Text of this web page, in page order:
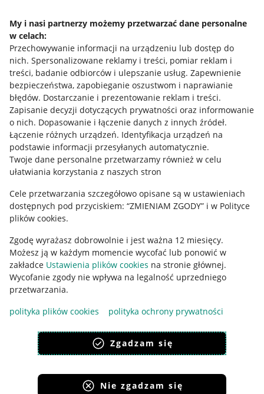
My i nasi partnerzy możemy przetwarzać dane personalne
w celach:
Przechowywanie informacji na urządzeniu lub dostęp do
nich. Spersonalizowane reklamy i treści, pomiar reklam i
treści, badanie odbiorców i ulepszanie usług. Zapewnienie
bezpieczeństwa, zapobieganie oszustwom i naprawianie
błędów. Dostarczanie i prezentowanie reklam i treści.
Zapisanie decyzji dotyczących prywatności oraz informowanie
o nich. Dopasowanie i łączenie danych z innych źródeł.
Łączenie różnych urządzeń. Identyfikacja urządzeń na
podstawie informacji przesyłanych automatycznie.
Twoje dane personalne przetwarzamy również w celu
ułatwiania korzystania z naszych stron
Cele przetwarzania szczegółowo opisane są w ustawieniach
dostępnych pod przyciskiem: “ZMIENIAM ZGODY” i w Polityce
plików cookies.
Zgodę wyrażasz dobrowolnie i jest ważna 12 miesięcy.
Możesz ją w każdym momencie wycofać lub ponowić w
zakładce Ustawienia plików cookies na stronie głównej.
Wycofanie zgody nie wpływa na legalność uprzedniego
przetwarzania.
polityka plików cookies
polityka ochrony prywatności
Zgadzam się
Nie zgadzam się
Allegro Gadane dla sprzedających
Allegro Gadane dla kupujących
Mapa miejscowości
Informacje prawne
Regulamin
Polityka plików "cookies"
Ustawienia plików "cookies"
Udostępnianie lokalizacji
Informacje dla Aktu o Usługach Cyfrowych
Pobierz aplikację
Korzystanie z serwisu oznacza akceptacjęregulaminu